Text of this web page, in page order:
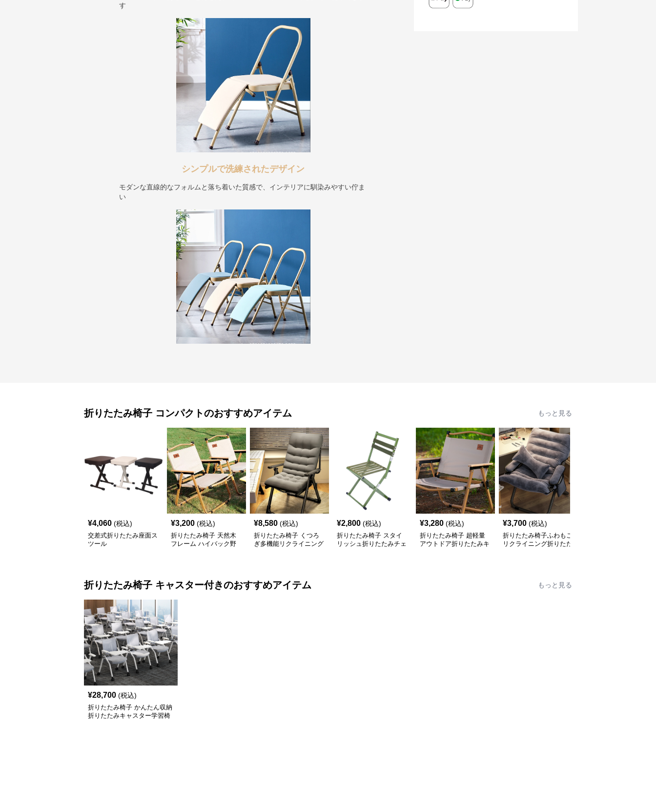
す
シンプルで洗練されたデザイン
モダンな直線的なフォルムと落ち着いた質感で、インテリアに馴染みやすい佇ま
い
折りたたみ椅子 コンパクトのおすすめアイテム もっと見る
¥4,060 (税込)
交差式折りたたみ座面ス
ツール
¥3,200 (税込)
折りたたみ椅子 天然木
フレーム ハイバック野
¥8,580 (税込)
折りたたみ椅子 くつろ
ぎ多機能リクライニング
¥2,800 (税込)
折りたたみ椅子 スタイ
リッシュ折りたたみチェ
¥3,280 (税込)
折りたたみ椅子 超軽量
アウトドア折りたたみキ
¥3,700 (税込)
折りたたみ椅子ふわもこ
リクライニング折りたた
折りたたみ椅子 キャスター付きのおすすめアイテム もっと見る
¥28,700 (税込)
折りたたみ椅子 かんたん収納
折りたたみキャスター学習椅